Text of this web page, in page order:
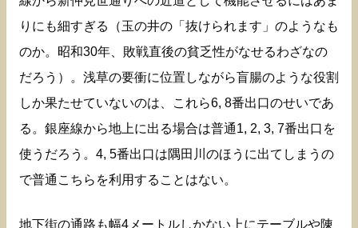
りにも細すぎる（玉の井の「抜けられます」のようなも
のか。昭和30年、敗戦直後の貧乏性がなせるわざなの
だろう）。浅草の要衝に位置しながら盲腸のような役割
しか果たせていないのは、これら6, 8番出口のせいであ
る。銀座線から地上に出る場合は普通1, 2, 3, 7番出口を
使うだろう。4, 5番出口は隅田川のほうに出てしまうの
で普通こちらを利用することはない。
地下街の通路も幅4メートルしかない上にテーブルや陳